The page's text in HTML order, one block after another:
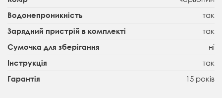
Водонепроникність так
Зарядний пристрій в комплекті так
Сумочка для зберігання ні
Інструкція так
Гарантія 15 років